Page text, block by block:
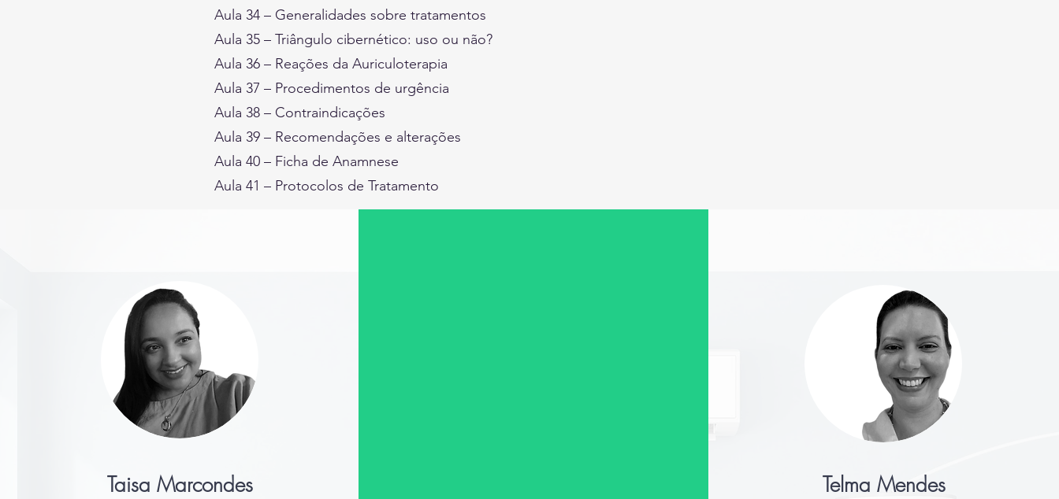
Aula 34 – Generalidades sobre tratamentos
Aula 35 – Triângulo cibernético: uso ou não?
Aula 36 – Reações da Auriculoterapia
Aula 37 – Procedimentos de urgência
Aula 38 – Contraindicações
Aula 39 – Recomendações e alterações
Aula 40 – Ficha de Anamnese
Aula 41 – Protocolos de Tratamento
Taisa Marcondes Telma Mendes